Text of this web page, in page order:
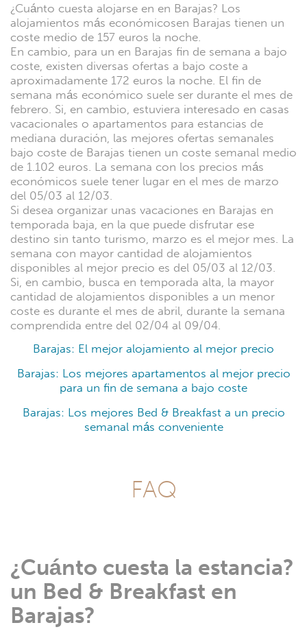
¿Cuánto cuesta alojarse en en Barajas? Los
alojamientos más económicosen Barajas tienen un
coste medio de 157 euros la noche.
En cambio, para un en Barajas fin de semana a bajo
coste, existen diversas ofertas a bajo coste a
aproximadamente 172 euros la noche. El fin de
semana más económico suele ser durante el mes de
febrero. Si, en cambio, estuviera interesado en casas
vacacionales o apartamentos para estancias de
mediana duración, las mejores ofertas semanales
bajo coste de Barajas tienen un coste semanal medio
de 1.102 euros. La semana con los precios más
económicos suele tener lugar en el mes de marzo
del 05/03 al 12/03.
Si desea organizar unas vacaciones en Barajas en
temporada baja, en la que puede disfrutar ese
destino sin tanto turismo, marzo es el mejor mes. La
semana con mayor cantidad de alojamientos
disponibles al mejor precio es del 05/03 al 12/03.
Si, en cambio, busca en temporada alta, la mayor
cantidad de alojamientos disponibles a un menor
coste es durante el mes de abril, durante la semana
comprendida entre del 02/04 al 09/04.
Barajas: El mejor alojamiento al mejor precio
Barajas: Los mejores apartamentos al mejor precio
para un fin de semana a bajo coste
Barajas: Los mejores Bed & Breakfast a un precio
semanal más conveniente
FAQ
¿Cuánto cuesta la estancia?
un Bed & Breakfast en
Barajas?